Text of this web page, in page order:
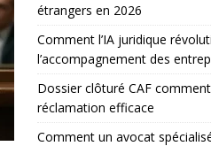
étrangers en 2026
Comment l’IA juridique
l’accompagnement des
Dossier clôturé CAF
réclamation efficace
Comment un avocat